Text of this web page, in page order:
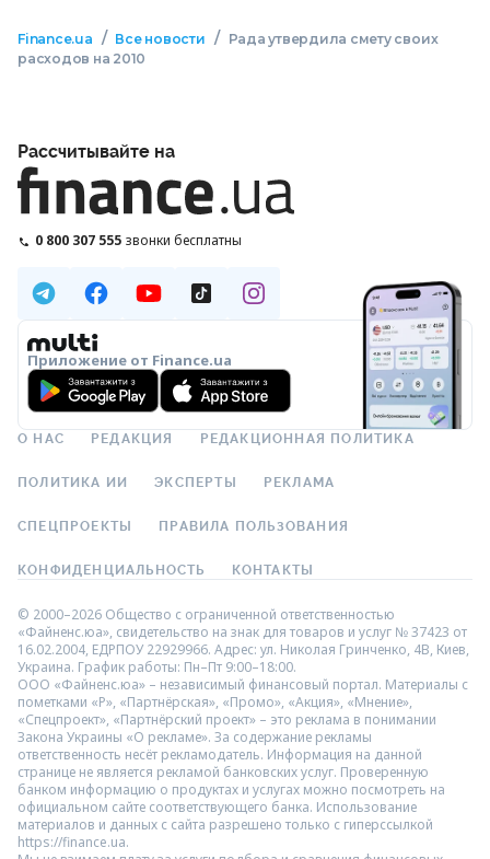
Finance.ua / Все новости /
Рада утвердила смету своих
расходов на 2010
Рассчитывайте на
0 800 307 555 звонки бесплатны
Приложение от Finance.ua
О НАС РЕДАКЦИЯ РЕДАКЦИОННАЯ ПОЛИТИКА
ПОЛИТИКА ИИ ЭКСПЕРТЫ РЕКЛАМА
СПЕЦПРОЕКТЫ ПРАВИЛА ПОЛЬЗОВАНИЯ
КОНФИДЕНЦИАЛЬНОСТЬ КОНТАКТЫ
© 2000–2026 Общество с ограниченной ответственностью
«Файненс.юа», свидетельство на знак для товаров и услуг № 37423 от
16.02.2004, ЕДРПОУ 22929966. Адрес: ул. Николая Гринченко, 4В, Киев,
Украина. График работы: Пн–Пт 9:00–18:00.
ООО «Файненс.юа» – независимый финансовый портал. Материалы с
пометками «Р», «Партнёрская», «Промо», «Акция», «Мнение»,
«Спецпроект», «Партнёрский проект» – это реклама в понимании
Закона Украины «О рекламе». За содержание рекламы
ответственность несёт рекламодатель. Информация на данной
странице не является рекламой банковских услуг. Проверенную
банком информацию о продуктах и услугах можно посмотреть на
официальном сайте соответствующего банка. Использование
материалов и данных с сайта разрешено только с гиперссылкой
https://finance.ua.